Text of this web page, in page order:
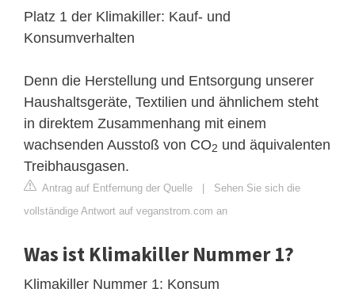
Platz 1 der Klimakiller: Kauf- und
Konsumverhalten
Denn die Herstellung und Entsorgung unserer
Haushaltsgeräte, Textilien und ähnlichem steht
in direktem Zusammenhang mit einem
wachsenden Ausstoß von CO2 und äquivalenten
Treibhausgasen.
Antrag auf Entfernung der Quelle | Sehen Sie sich die
vollständige Antwort auf veganstrom.com an
Was ist Klimakiller Nummer 1?
Klimakiller Nummer 1: Konsum